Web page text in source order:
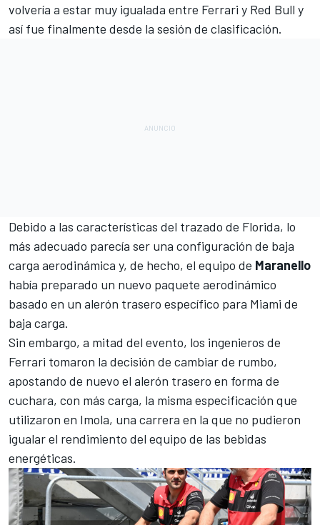
volvería a estar muy igualada entre Ferrari y Red Bull y
así fue finalmente desde la sesión de clasificación.
Debido a las características del trazado de Florida, lo
más adecuado parecía ser una configuración de baja
carga aerodinámica y, de hecho, el equipo de Maranello
había preparado un nuevo paquete aerodinámico
basado en un alerón trasero específico para Miami de
baja carga.
Sin embargo, a mitad del evento, los ingenieros de
Ferrari tomaron la decisión de cambiar de rumbo,
apostando de nuevo el alerón trasero en forma de
cuchara, con más carga, la misma especificación que
utilizaron en Imola, una carrera en la que no pudieron
igualar el rendimiento del equipo de las bebidas
energéticas.